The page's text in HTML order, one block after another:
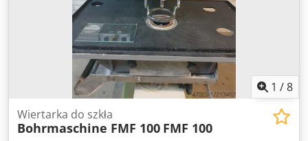
1 /8
Wiertarka do szkła
Bohrmaschine FMF 100 FMF 100